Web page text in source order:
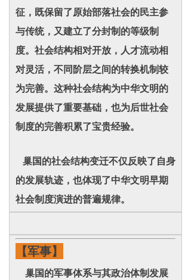
征，既保留了原始部落社会的民主参
与传统，又建立了分封制的等级制
度。社会结构相对开放，人才流动相
对灵活，不同阶层之间的转换机制较
为完善。这种社会结构为中华文明的
发展提供了重要基础，也为后世社会
制度的完善积累了宝贵经验。
巢国的社会结构变迁不仅反映了自身
的发展轨迹，也体现了中华文明早期
社会制度演进的普遍规律。
【军事】
巢国的军事体系与其政治体制发展